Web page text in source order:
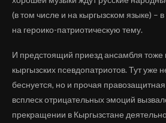
(в том числе и на кыргызском языке) –
на героико-патриотическую тему.
И предстоящий приезд ансамбля тоже
кыргызских псевдопатриотов. Тут уже
беснуется, но и прочая
всплеск отрицательных эмоций
прекращении в Кыргызстане